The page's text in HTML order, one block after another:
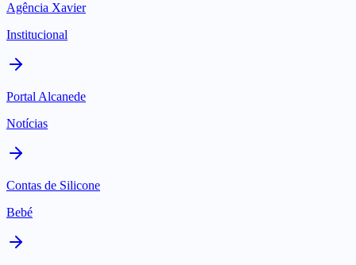
Agência Xavier
Institucional
Portal Alcanede
Notícias
Contas de Silicone
Bebé